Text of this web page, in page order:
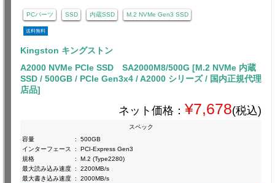
PCパーツ SSD 内蔵SSD M.2 NVMe Gen3 SSD
送料無料
Kingston キングストン
A2000 NVMe PCIe SSD SA2000M8/500G [M.2 NVMe 内蔵
SSD / 500GB / PCIe Gen3x4 / A2000 シリーズ / 国内正規代理
店品]
ネット価格： ¥7,678(税込)
スペック
容量
:
500GB
インターフェース
:
PCI-Express Gen3
規格
:
M.2 (Type2280)
最大読み込み速度 :
2200MB/s
最大書き込み速度 : 2000MB/s